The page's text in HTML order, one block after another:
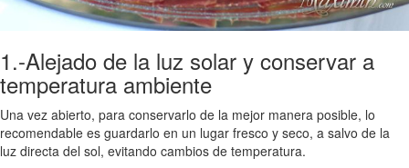
1.-Alejado de la luz solar y conservar a
temperatura ambiente
Una vez abierto, para conservarlo de la mejor manera posible, lo
recomendable es guardarlo en un lugar fresco y seco, a salvo de la
luz directa del sol, evitando cambios de temperatura.